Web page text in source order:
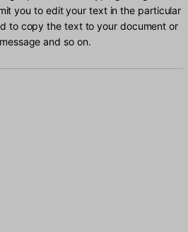
you to edit your text in the particular
to copy the text to your document or
and so on.